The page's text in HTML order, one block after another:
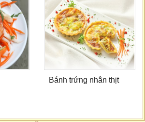
Bánh trứng nhân thịt